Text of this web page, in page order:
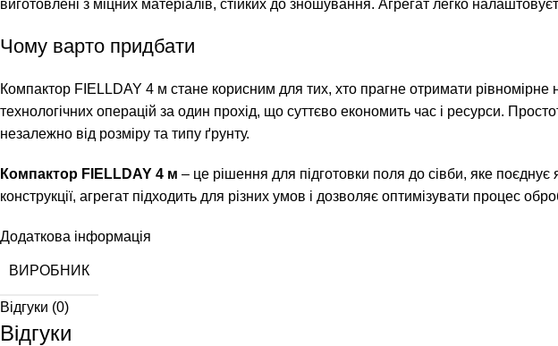
виготовлені з міцних матеріалів, стійких до зношування. Агрегат легко
Чому варто придбати
Компактор FIELLDAY 4 м стане корисним для тих, хто прагне отримати
технологічних операцій за один прохід, що суттєво економить час і ресурси.
незалежно від розміру та типу ґрунту.
Компактор FIELLDAY 4 м – це рішення для підготовки поля до сівби, яке поєднує
конструкції, агрегат підходить для різних умов і дозволяє оптимізувати процес
Додаткова інформація
ВИРОБНИК
Відгуки (0)
Відгуки